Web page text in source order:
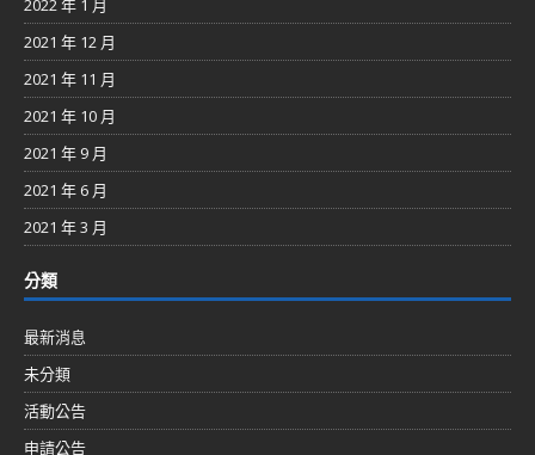
2022 年 1 月
2021 年 12 月
2021 年 11 月
2021 年 10 月
2021 年 9 月
2021 年 6 月
2021 年 3 月
分類
最新消息
未分類
活動公告
申請公告